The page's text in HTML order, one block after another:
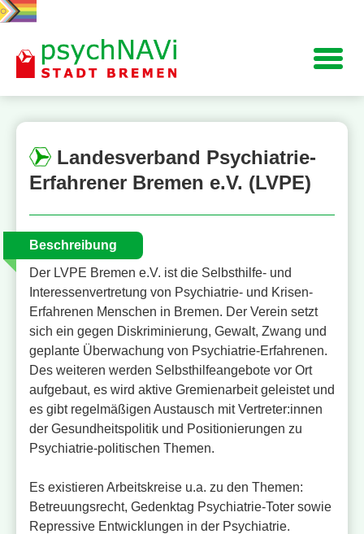
Navigation
Landesverband Psychiatrie-
Erfahrener Bremen e.V. (LVPE)
Beschreibung
Der LVPE Bremen e.V. ist die Selbsthilfe- und
Interessenvertretung von Psychiatrie- und Krisen-
Erfahrenen Menschen in Bremen. Der Verein setzt
sich ein gegen Diskriminierung, Gewalt, Zwang und
geplante Überwachung von Psychiatrie-Erfahrenen.
Des weiteren werden Selbsthilfeangebote vor Ort
aufgebaut, es wird aktive Gremienarbeit geleistet und
es gibt regelmäßigen Austausch mit Vertreter:innen
der Gesundheitspolitik und Positionierungen zu
Psychiatrie-politischen Themen.
Es existieren Arbeitskreise u.a. zu den Themen:
Betreuungsrecht, Gedenktag Psychiatrie-Toter sowie
Repressive Entwicklungen in der Psychiatrie.